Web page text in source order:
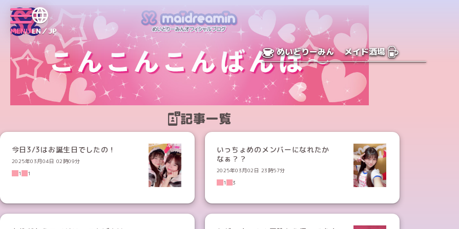
MENUEN／JP
めいどりーみん メイド酒場
記事一覧
今日3/3はお誕生日でしたの！
2025年03月04日 02時09分
1
1
いっちょめのメンバーになれたか
なぁ？？
2025年03月02日 23時57分
1
3